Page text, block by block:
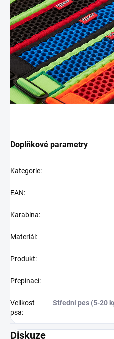
Doplňkové parametry
Kategorie:
EAN:
Karabina:
Materiál :
Produkt:
Přepínací:
Velikost
psa:
Střední pes (5-20
Diskuze